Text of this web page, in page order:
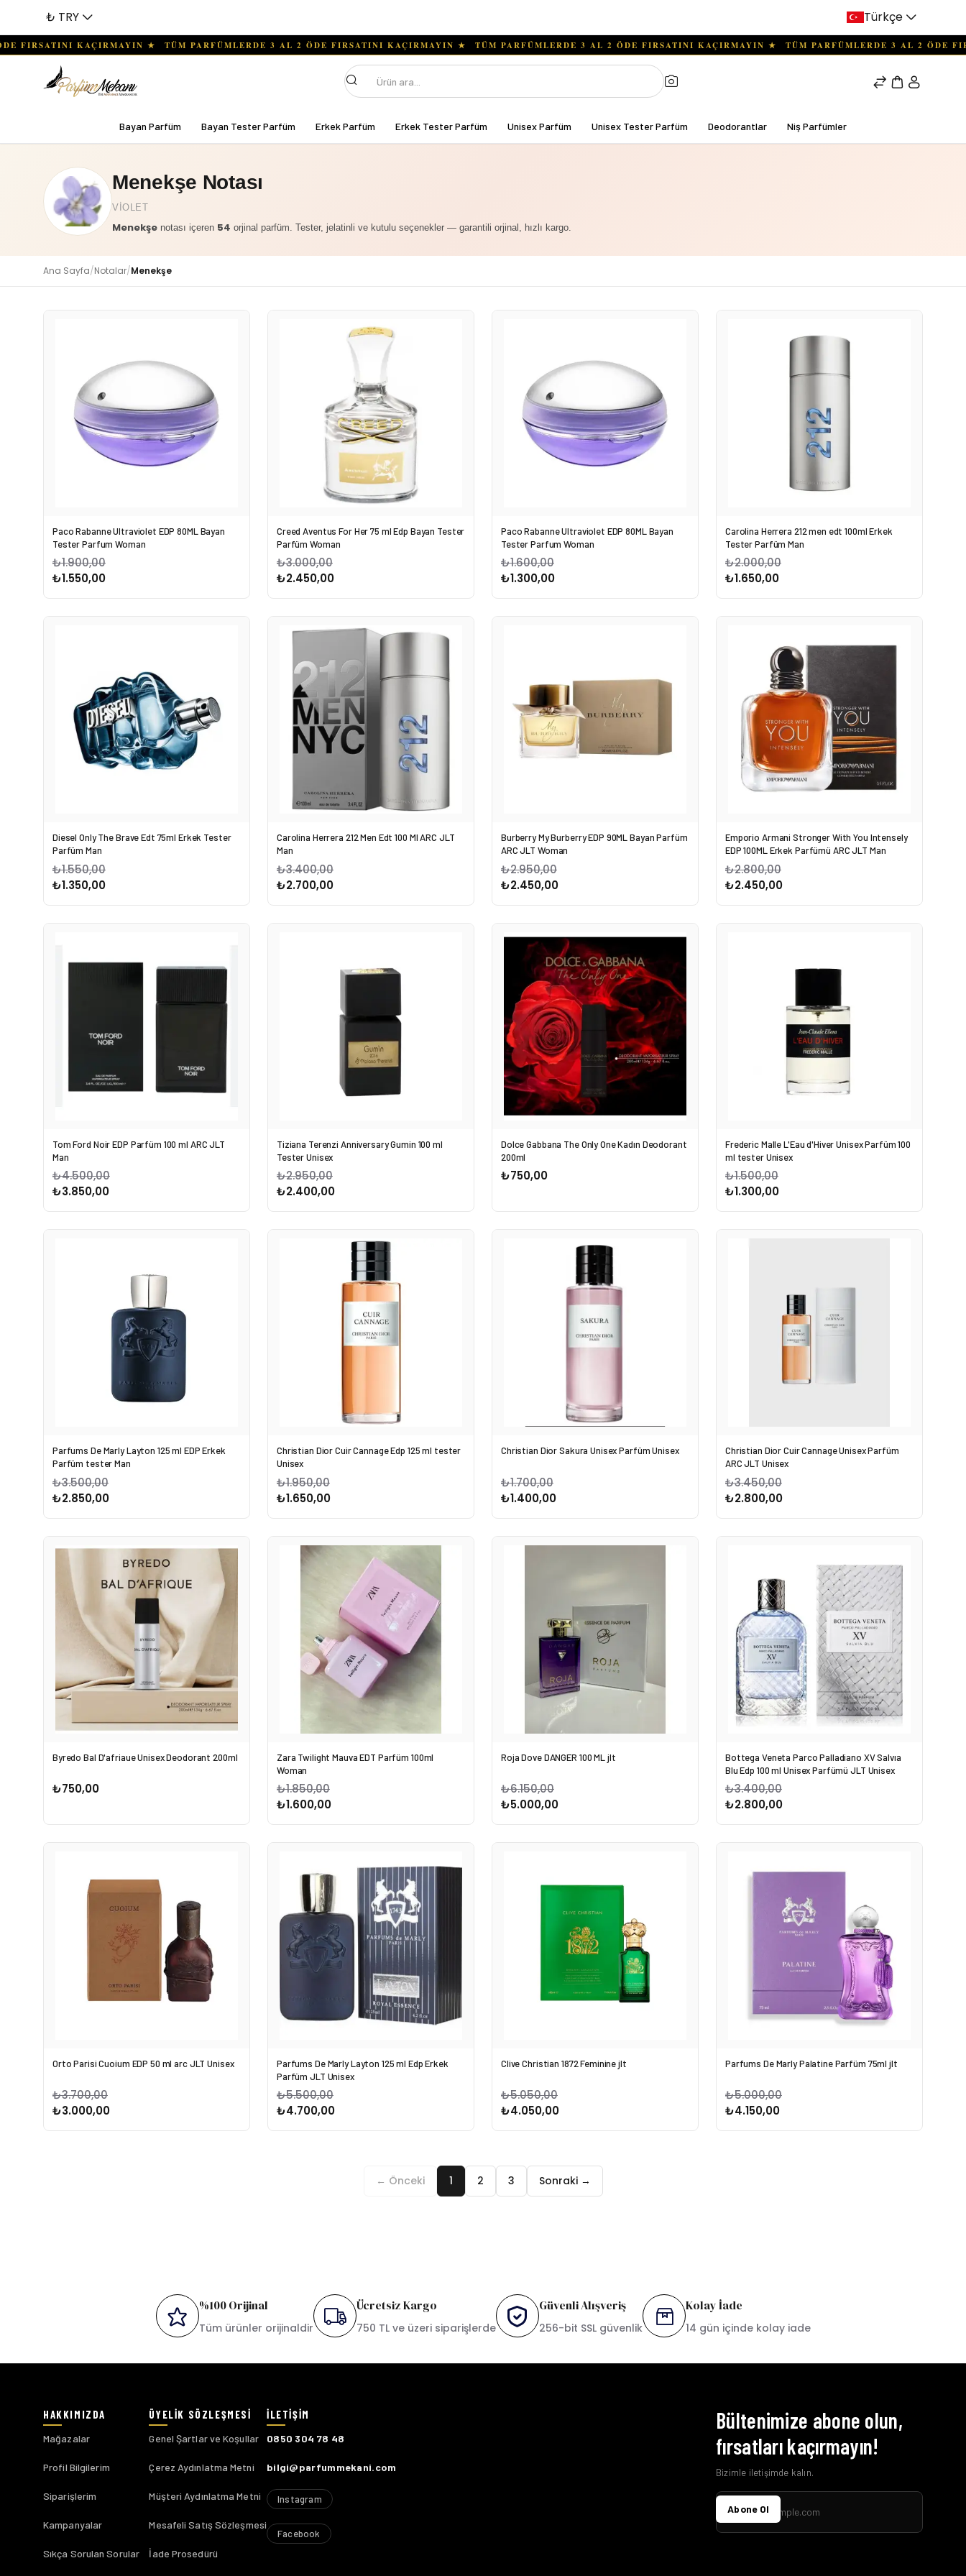
₺ TRY Türkçe
Bayan Parfüm Bayan Tester Parfüm Erkek Parfüm Erkek Tester Parfüm Unisex Parfüm Unisex Tester Parfüm Deodorantlar Niş Parfümler
Ara
Menekşe Notası
VIOLET
Menekşe notası içeren 54 orjinal parfüm. Tester, jelatinli ve kutulu seçenekler — garantili orjinal, hızlı kargo.
Ana Sayfa/Notalar/Menekşe
Paco Rabanne Ultraviolet EDP 80ML Bayan
Tester Parfum Woman
₺1.900,00
₺1.550,00
Creed Aventus For Her 75 ml Edp Bayan Tester
Parfüm Woman
₺3.000,00
₺2.450,00
Paco Rabanne Ultraviolet EDP 80ML Bayan
Tester Parfum Woman
₺1.600,00
₺1.300,00
Carolina Herrera 212 men edt 100ml Erkek
Tester Parfüm Man
₺2.000,00
₺1.650,00
Diesel Only The Brave Edt 75ml Erkek Tester
Parfüm Man
₺1.550,00
₺1.350,00
Carolina Herrera 212 Men Edt 100 Ml ARC JLT
Man
₺3.400,00
₺2.700,00
Burberry My Burberry EDP 90ML Bayan Parfüm
ARC JLT Woman
₺2.950,00
₺2.450,00
Emporio Armani Stronger With You Intensely
EDP 100ML Erkek Parfümü ARC JLT Man
₺2.800,00
₺2.450,00
Tom Ford Noir EDP Parfüm 100 ml ARC JLT
Man
₺4.500,00
₺3.850,00
Tiziana Terenzi Anniversary Gumin 100 ml
Tester Unisex
₺2.950,00
₺2.400,00
Dolce Gabbana The Only One Kadın Deodorant
200ml
₺750,00
Frederic Malle L'Eau d'Hiver Unisex Parfüm 100
ml tester Unisex
₺1.500,00
₺1.300,00
Parfums De Marly Layton 125 ml EDP Erkek
Parfüm tester Man
₺3.500,00
₺2.850,00
Christian Dior Cuir Cannage Edp 125 ml tester
Unisex
₺1.950,00
₺1.650,00
Christian Dior Sakura Unisex Parfüm Unisex
₺1.700,00
₺1.400,00
Christian Dior Cuir Cannage Unisex Parfüm
ARC JLT Unisex
₺3.450,00
₺2.800,00
Byredo Bal D'afriaue Unisex Deodorant 200ml
₺750,00
Zara Twilight Mauva EDT Parfüm 100ml
Woman
₺1.850,00
₺1.600,00
Roja Dove DANGER 100 ML jlt
₺6.150,00
₺5.000,00
Bottega Veneta Parco Palladiano XV Salvıa
Blu Edp 100 ml Unisex Parfümü JLT Unisex
₺3.400,00
₺2.800,00
Orto Parisi Cuoium EDP 50 ml arc JLT Unisex
₺3.700,00
₺3.000,00
Parfums De Marly Layton 125 ml Edp Erkek
Parfüm JLT Unisex
₺5.500,00
₺4.700,00
Clive Christian 1872 Feminine jlt
₺5.050,00
₺4.050,00
Parfums De Marly Palatine Parfüm 75ml jlt
₺5.000,00
₺4.150,00
← Önceki 1 2 3 Sonraki →
%100 Orijinal
Tüm ürünler orijinaldir
Ücretsiz Kargo
750 TL ve üzeri siparişlerde
Güvenli Alışveriş
256-bit SSL güvenlik
Kolay İade
14 gün içinde kolay iade
Mağazalar
Profil Bilgilerim
Siparişlerim
Kampanyalar
Sıkça Sorulan Sorular
Genel Şartlar ve Koşullar
Çerez Aydınlatma Metni
Müşteri Aydınlatma Metni
Mesafeli Satış Sözleşmesi
İade Prosedürü
0850 304 78 48
bilgi@parfummekani.com
Instagram
Facebook
Bültenimize abone olun,
fırsatları kaçırmayın!
Bizimle iletişimde kalın.
Abone Ol